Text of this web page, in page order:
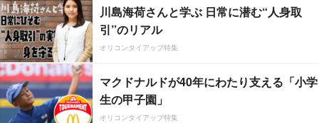
川島海荷さんと学ぶ 日常に潜む“人身取
引”のリアル
オリコンタイアップ特集
マクドナルドが40年にわたり支える「小学
生の甲子園」
オリコンタイアップ特集